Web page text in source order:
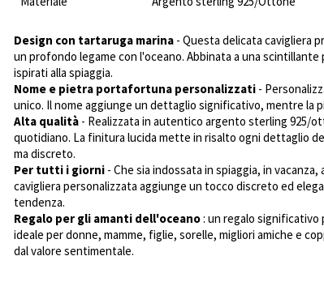
Design con tartaruga marina - Questa delicata cavigliera
un profondo legame con l'oceano. Abbinata a una
ispirati alla spiaggia.
Nome e pietra portafortuna personalizzati -
unico. Il nome aggiunge un dettaglio significativo, mentre la
Alta qualità - Realizzata in autentico argento sterling 925/
quotidiano. La finitura lucida mette in risalto ogni dettaglio
ma discreto.
Per tutti i giorni - Che sia indossata in spiaggia, in
cavigliera personalizzata aggiunge un tocco discreto ed
tendenza.
Regalo per gli amanti dell'oceano: un regalo significativo
ideale per donne, mamme, figlie, sorelle, migliori amiche e
dal valore sentimentale.